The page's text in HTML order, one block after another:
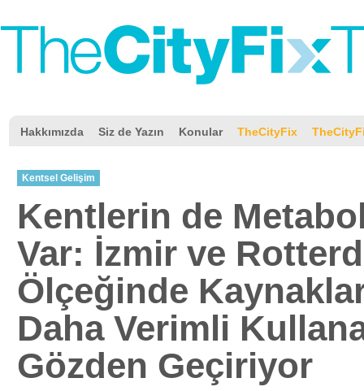
Hakkımızda Siz de Yazın Konular TheCityFix
Kentsel Gelişim
Kentlerin de
Var: İzmir ve
Ölçeğinde
Daha Verimli
Gözden Geçiriyor